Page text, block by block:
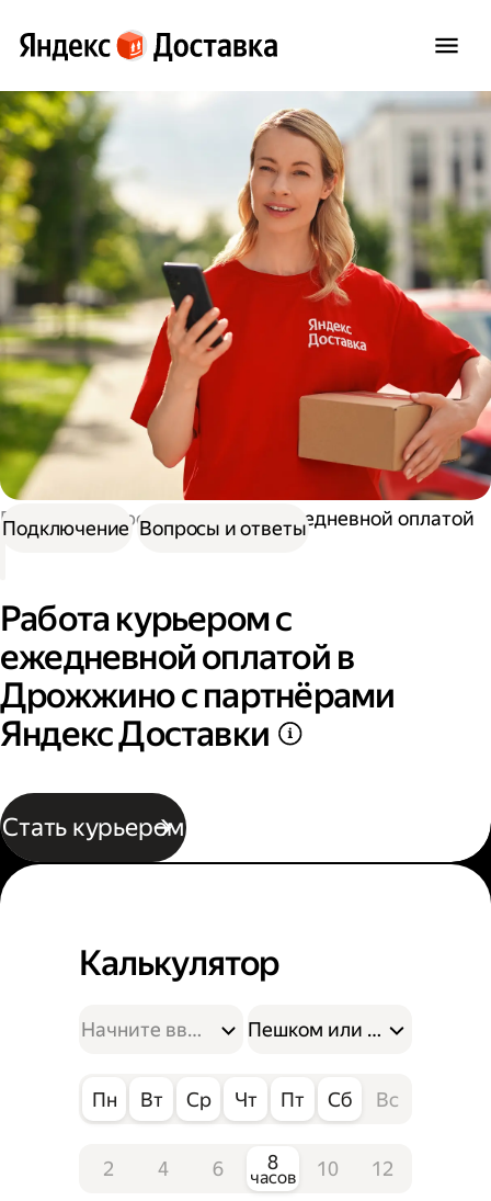
Работа курьером Курьер с ежедневной оплатой
Работа курьером с
ежедневной оплатой в
Дрожжино с партнёрами
Яндекс Доставки
Стать курьером
Подключение Вопросы и ответы
Калькулятор
Пешком или на
Пн Вт Ср Чт Пт Сб Вс
2 4 6 8
часов 10 12